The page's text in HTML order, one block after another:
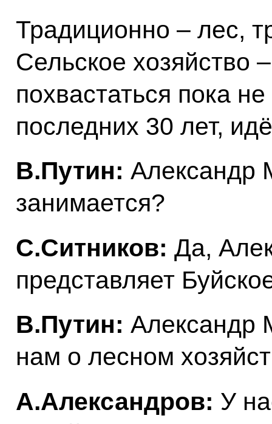
Традиционно – лес,
Сельское хозяйство
похвастаться пока
последних 30 лет,
В.Путин: Александр
занимается?
С.Ситников: Да,
представляет
В.Путин: Александр
нам о лесном
А.Александров: У